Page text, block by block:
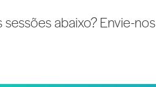
abaixo? Envie-nos